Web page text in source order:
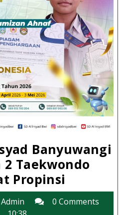
Banyuwangi
2 Taekwondo
Propinsi
SD
Al
Admin Admin0 Comments